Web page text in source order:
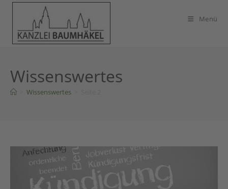
Zum
springen
Menü
Wissenswertes
Wissenswertes